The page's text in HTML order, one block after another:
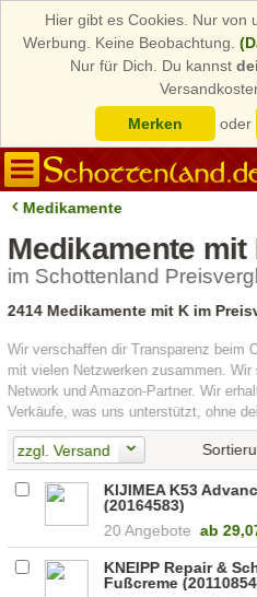
Hier gibt es Cookies. Nur von
Werbung. Keine Beobachtung.
Nur für Dich. Du kannst
Merken
oder
Medikamente
Medikamente mit
im Schottenland
2414 Medikamente mit K im
Wir verschaffen dir Transparenz beim
mit vielen Netzwerken zusammen.
Network und Amazon-Partner. Wir
Verkäufe, was uns unterstützt, ohne
zzgl. Versand
KIJIMEA K53
(20164583)
20 Angebote ab
KNEIPP Repair &
Fußcreme